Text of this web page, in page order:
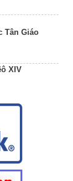
Tân Giáo
XIV